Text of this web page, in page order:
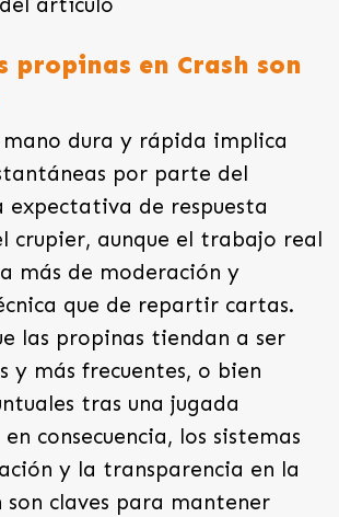
propinas en Crash son
mano dura y rápida implica
por parte del
expectativa de respuesta
crupier, aunque el trabajo real
más de moderación y
que de repartir cartas.
las propinas tiendan a ser
y más frecuentes, o bien
tras una jugada
consecuencia, los sistemas
y la transparencia en la
son claves para mantener